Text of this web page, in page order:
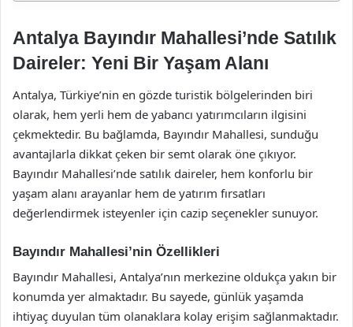
Antalya Bayındır Mahallesi’nde Satılık
Daireler: Yeni Bir Yaşam Alanı
Antalya, Türkiye’nin en gözde turistik bölgelerinden biri
olarak, hem yerli hem de yabancı yatırımcıların ilgisini
çekmektedir. Bu bağlamda, Bayındır Mahallesi, sunduğu
avantajlarla dikkat çeken bir semt olarak öne çıkıyor.
Bayındır Mahallesi’nde satılık daireler, hem konforlu bir
yaşam alanı arayanlar hem de yatırım fırsatları
değerlendirmek isteyenler için cazip seçenekler sunuyor.
Bayındır Mahallesi’nin Özellikleri
Bayındır Mahallesi, Antalya’nın merkezine oldukça yakın bir
konumda yer almaktadır. Bu sayede, günlük yaşamda
ihtiyaç duyulan tüm olanaklara kolay erişim sağlanmaktadır.